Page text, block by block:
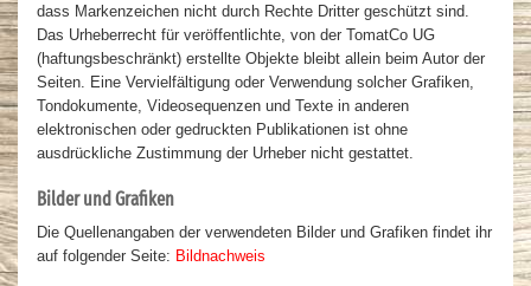
dass Markenzeichen nicht durch Rechte Dritter geschützt sind.
Das Urheberrecht für veröffentlichte, von der TomatCo UG
(haftungsbeschränkt) erstellte Objekte bleibt allein beim Autor der
Seiten. Eine Vervielfältigung oder Verwendung solcher Grafiken,
Tondokumente, Videosequenzen und Texte in anderen
elektronischen oder gedruckten Publikationen ist ohne
ausdrückliche Zustimmung der Urheber nicht gestattet.
Bilder und Grafiken
Die Quellenangaben der verwendeten Bilder und Grafiken findet ihr
auf folgender Seite: Bildnachweis